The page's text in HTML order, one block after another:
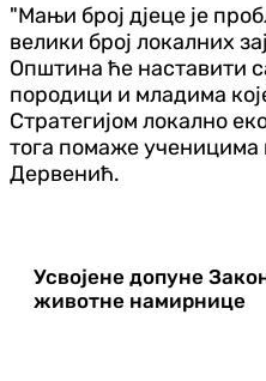
"Мањи број дјеце је
велики број локалних
Општина ће наставити
породици и младима
Стратегијом локално
тога помаже ученицима
Дервенић.
Усвојене допуне
животне намирнице